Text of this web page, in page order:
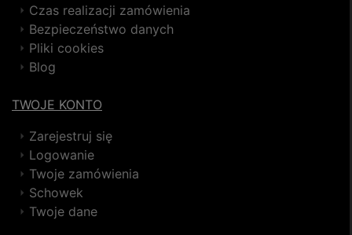
Czas realizacji zamówienia
Bezpieczeństwo danych
Pliki cookies
Blog
TWOJE KONTO
Zarejestruj się
Logowanie
Twoje zamówienia
Schowek
Twoje dane